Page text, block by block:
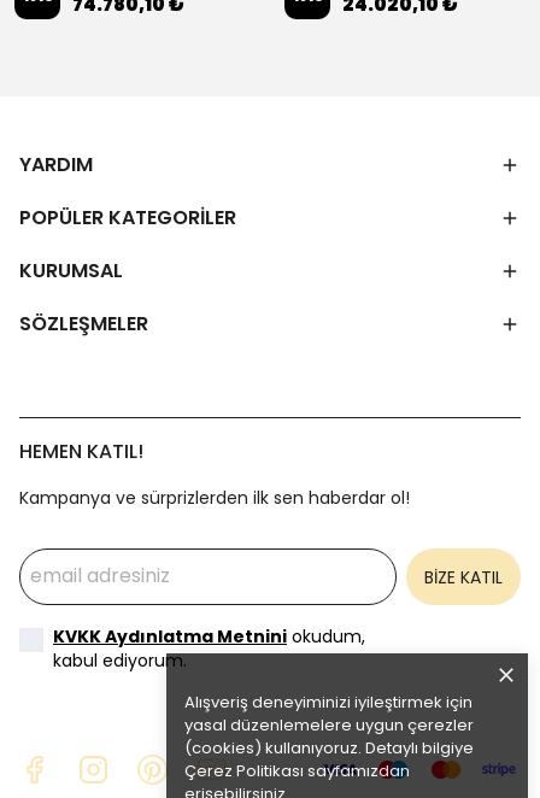
Alışveriş deneyiminizi iyileştirmek için
yasal düzenlemelere uygun çerezler
(cookies) kullanıyoruz. Detaylı bilgiye
Çerez Politikası sayfamızdan
YARDIM
POPÜLER KATEGORİLER
KURUMSAL
SÖZLEŞMELER
HEMEN KATIL!
Kampanya ve sürprizlerden ilk sen haberdar ol!
BİZE KATIL
KVKK Aydınlatma Metnini okudum,
kabul ediyorum.